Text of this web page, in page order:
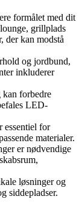
formålet med dit
grillplads
der kan modstå
og jordbund,
inkluderer
forbedre
LED-
for
materialer.
er nødvendige
løsninger og
siddepladser.